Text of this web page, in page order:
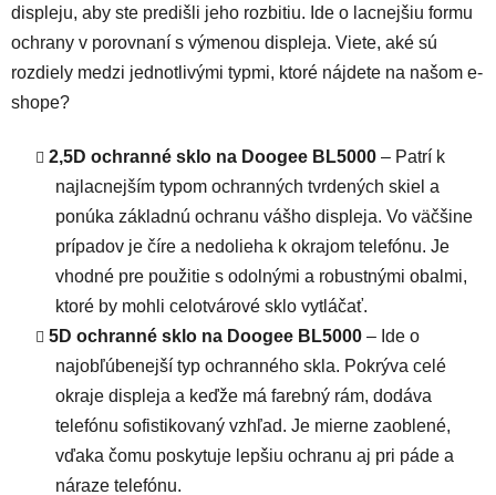
displeju, aby ste predišli jeho rozbitiu. Ide o lacnejšiu formu
ochrany v porovnaní s výmenou displeja. Viete, aké sú
rozdiely medzi jednotlivými typmi, ktoré nájdete na našom e-
shope?
2,5D ochranné sklo na Doogee BL5000 – Patrí k
najlacnejším typom ochranných tvrdených skiel a
ponúka základnú ochranu vášho displeja. Vo väčšine
prípadov je číre a nedolieha k okrajom telefónu. Je
vhodné pre použitie s odolnými a robustnými obalmi,
ktoré by mohli celotvárové sklo vytláčať.
5D ochranné sklo na Doogee BL5000 – Ide o
najobľúbenejší typ ochranného skla. Pokrýva celé
okraje displeja a keďže má farebný rám, dodáva
telefónu sofistikovaný vzhľad. Je mierne zaoblené,
vďaka čomu poskytuje lepšiu ochranu aj pri páde a
náraze telefónu.